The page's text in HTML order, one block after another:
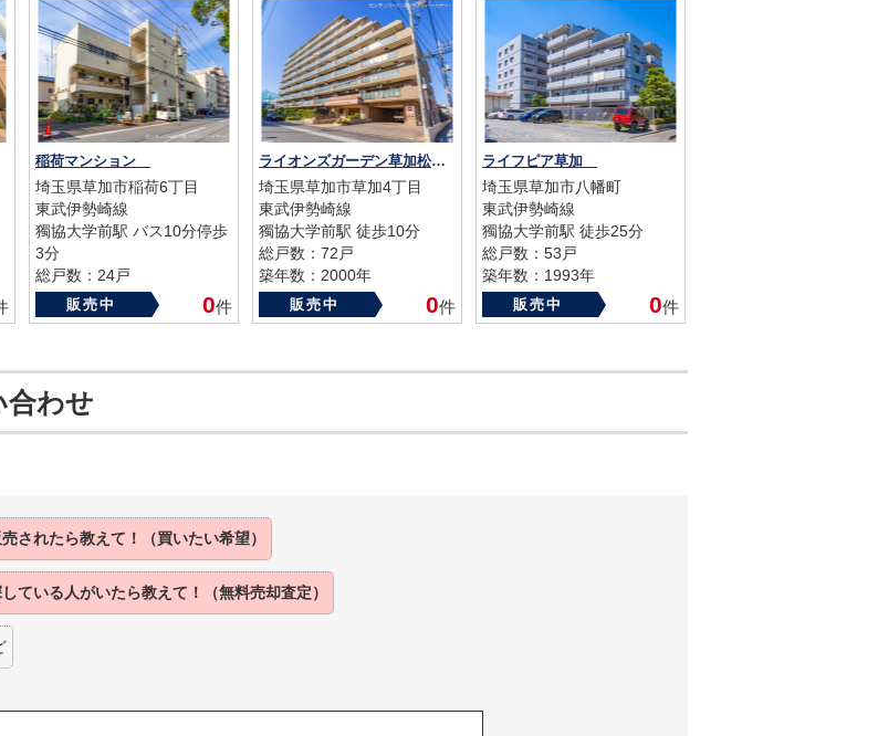
稲荷マンション
埼玉県草加市稲荷6丁目
東武伊勢崎線
獨協大学前駅 バス10分停歩
3分
総戸数：24戸
築年数：1970年
販売中 0件
ライオンズガーデン草加松原
埼玉県草加市草加4丁目
東武伊勢崎線
獨協大学前駅 徒歩10分
総戸数：72戸
築年数：2000年
販売中 0件
ライフピア草加
埼玉県草加市八幡町
東武伊勢崎線
獨協大学前駅 徒歩25分
総戸数：53戸
築年数：1993年
販売中 0件
わせ
されたら教えて！（買いたい希望）
ている人がいたら教えて！（無料売却査定）